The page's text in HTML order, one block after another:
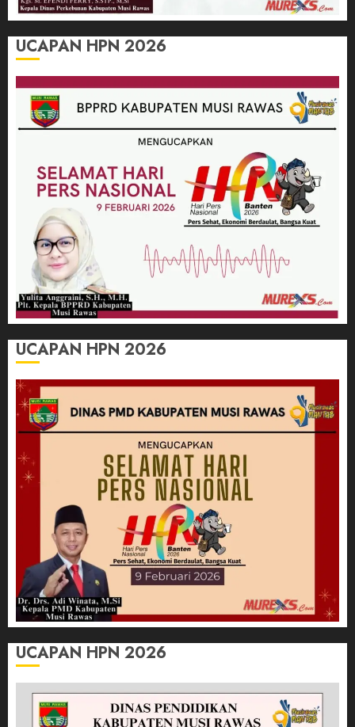
UCAPAN HPN 2026
UCAPAN HPN 2026
UCAPAN HPN 2026